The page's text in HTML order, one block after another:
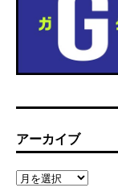
アーカイブ